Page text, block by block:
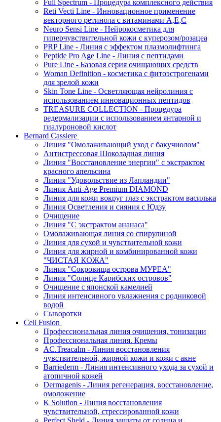
Full Spectrum - Процедура комплексного действия
Reti Vecti Line - Инновационное применение
векторного ретинола с витаминами A,Е,С
Neuro Sensi Line - Нейрокосметика для
гиперчувствительной кожи с куперозом/розацеа
PRP Line - Линия с эффектом плазмолифтинга
Peptide Pro Age Line - Линия с пептидами
Pure Line - Базовая серия очищающих средств
Woman Definition - косметика с фитоэстрогенами
для зрелой кожи
Skin Tone Line - Осветляющая нейролиния с
использованием инновационных пептидов
TREASURE COLLECTION - Процедура
редермализации с использованием янтарной и
гиалуроновой кислот
Bernard Cassiere
Линия "Омолаживающий уход с бакучиолом"
Антистрессовая Шоколадная линия
Линия "Восстановление энергии" с экстрактом
красного апельсина
Линия "Удовольствие из Лапландии"
Линия Anti-Age Premium DIAMOND
Линия для кожи вокруг глаз с экстрактом василька
Линия Осветления и сияния с Юдзу
Очищение
Линия "С экстрактом ананаса"
Омолаживающая линия со спирулиной
Линия для сухой и чувствительной кожи
Линия для жирной и комбинированной кожи
"ЧИСТАЯ КОЖА"
Линия "Сокровища острова МУРЕА"
Линия "Солнце Карибских островов"
Очищение с японской камелией
Линия интенсивного увлажнения с родниковой
водой
Сыворотки
Cell Fusion
Профессиональная линия очищения, тонизации
Профессиональная линия. Кремы
AC.Treacalm - Линия восстановления
чувствительной, жирной кожи и кожи с акне
Barriederm - Линия интенсивного ухода за сухой и
атопичной кожей
Dermagenis - Линия регенерация, восстановление,
омоложение
K Solution - Линия восстановления
чувствительной, стрессированной кожи
Perfect Sheld - Линия защиты от солнца и